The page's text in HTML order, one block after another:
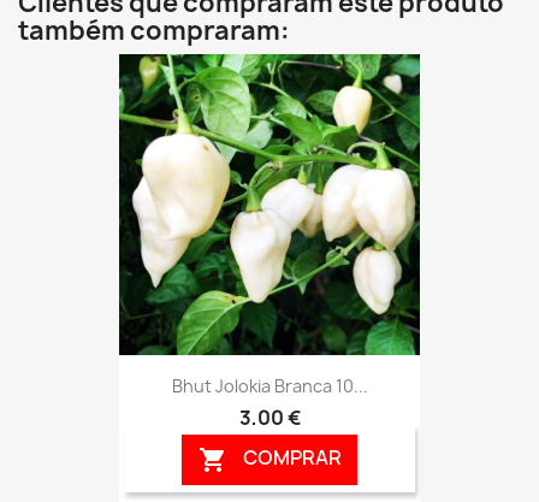
também compraram:
Bhut Jolokia Branca 10...
3,00 €
 COMPRAR